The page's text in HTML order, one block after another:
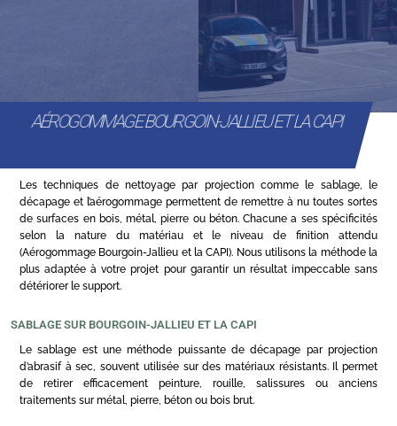
AÉROGOMMAGE BOURGOIN-JALLIEU ET LA CAPI
Les techniques de nettoyage par projection comme le sablage, le
décapage et l’aérogommage permettent de remettre à nu toutes sortes
de surfaces en bois, métal, pierre ou béton. Chacune a ses spécificités
selon la nature du matériau et le niveau de finition attendu
(Aérogommage Bourgoin-Jallieu et la CAPI). Nous utilisons la méthode la
plus adaptée à votre projet pour garantir un résultat impeccable sans
détériorer le support.
SABLAGE SUR BOURGOIN-JALLIEU ET LA CAPI
Le sablage est une méthode puissante de décapage par projection
d’abrasif à sec, souvent utilisée sur des matériaux résistants. Il permet
de retirer efficacement peinture, rouille, salissures ou anciens
traitements sur métal, pierre, béton ou bois brut.